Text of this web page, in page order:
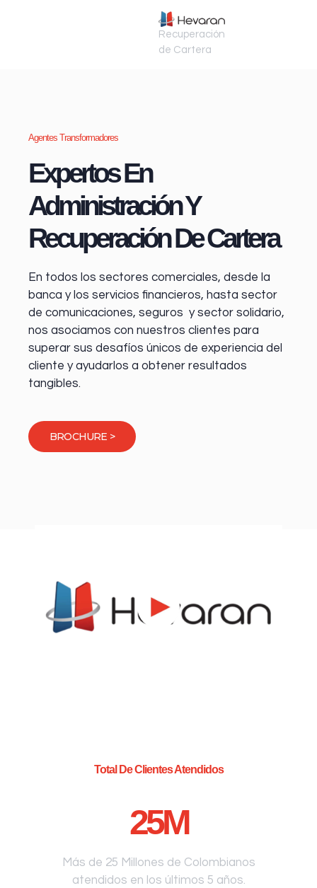
Recuperación
de Cartera
Agentes Transformadores
Expertos En
Administración Y
Recuperación De Cartera
En todos los sectores comerciales, desde la
banca y los servicios financieros, hasta sector
de comunicaciones, seguros y sector solidario,
nos asociamos con nuestros clientes para
superar sus desafíos únicos de experiencia del
cliente y ayudarlos a obtener resultados
tangibles.
BROCHURE >
Total De Clientes Atendidos
25M
Más de 25 Millones de Colombianos
atendidos en los últimos 5 años.